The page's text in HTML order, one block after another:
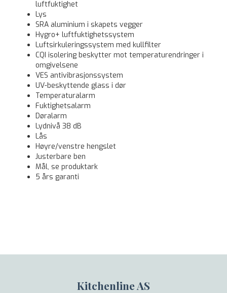
luftfuktighet
Lys
SRA aluminium i skapets vegger
Hygro+ luftfuktighetssystem
Luftsirkuleringssystem med kullfilter
CQI isolering beskytter mot temperaturendringer i
omgivelsene
VES antivibrasjonssystem
UV-beskyttende glass i dør
Temperaturalarm
Fuktighetsalarm
Døralarm
Lydnivå 38 dB
Lås
Høyre/venstre hengslet
Justerbare ben
Mål, se produktark
5 års garanti
Kitchenline AS